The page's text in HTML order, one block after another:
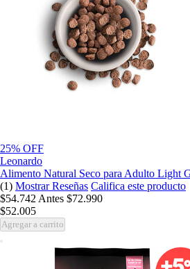
25% OFF
Leonardo
Alimento Natural Seco para Adulto Light
(1) Mostrar Reseñas Califica este producto
$54.742 Antes $72.990
$52.005
Agregar a carrito